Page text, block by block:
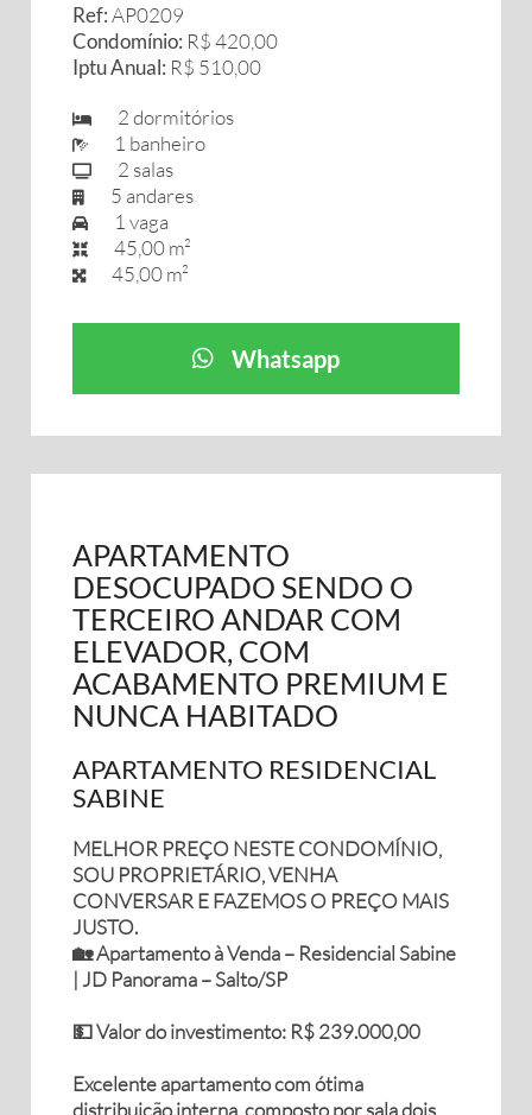
Ref:AP0209
Condomínio: R$ 420,00
Iptu Anual: R$ 510,00
2 dormitórios
1 banheiro
2 salas
5 andares
1 vaga
45,00 m²
45,00 m²
Whatsapp
APARTAMENTO
DESOCUPADO SENDO O
TERCEIRO ANDAR COM
ELEVADOR, COM
ACABAMENTO PREMIUM E
NUNCA HABITADO
APARTAMENTO RESIDENCIAL
SABINE
MELHOR PREÇO NESTE CONDOMÍNIO,
SOU PROPRIETÁRIO, VENHA
CONVERSAR E FAZEMOS O PREÇO MAIS
JUSTO.
🏡 Apartamento à Venda – Residencial Sabine
| JD Panorama – Salto/SP
💵 Valor do investimento: R$ 239.000,00
Excelente apartamento com ótima
distribuição interna, composto por sala dois